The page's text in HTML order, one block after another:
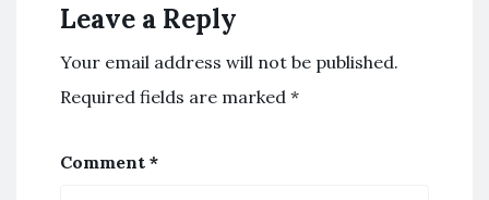
Leave a Reply
Your email address will not be published.
Required fields are marked *
Comment *